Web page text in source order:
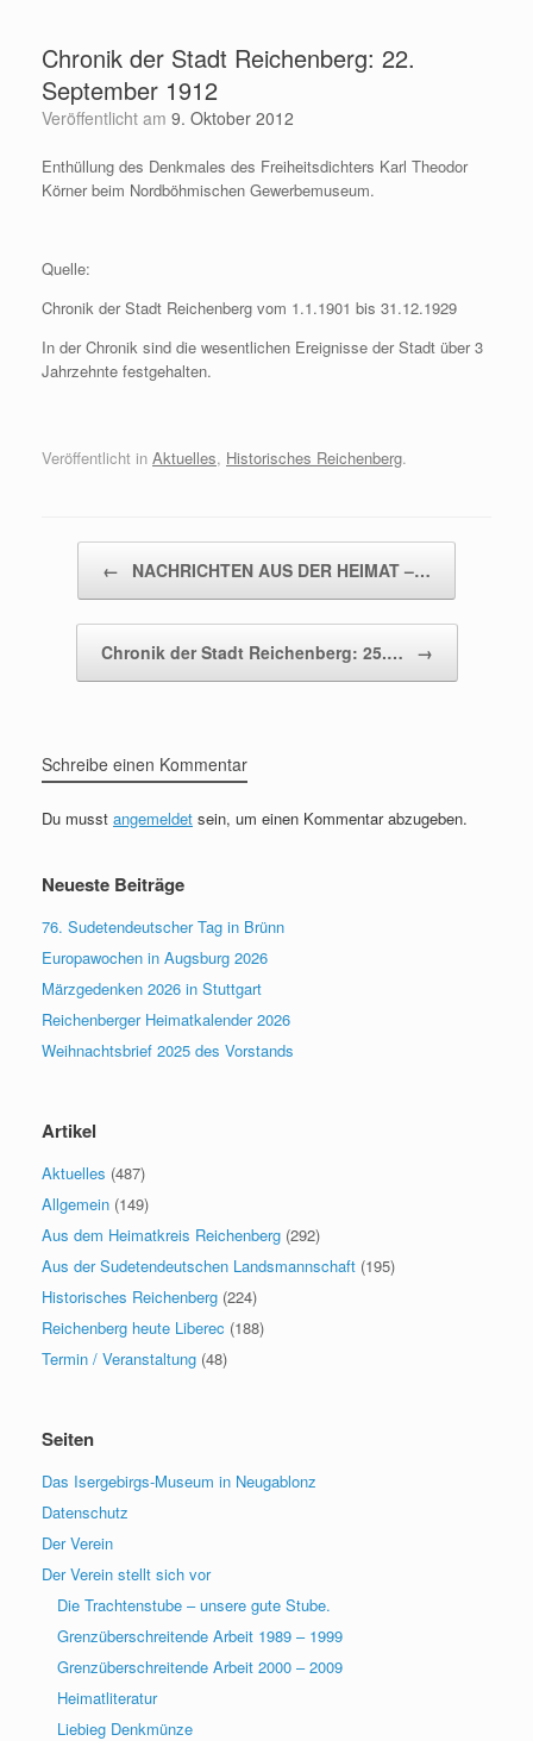
springenChronik der Stadt Reichenberg: 22.
September 1912
Veröffentlicht am 9. Oktober 2012
Enthüllung des Denkmales des Freiheitsdichters Karl Theodor
Körner beim Nordböhmischen Gewerbemuseum.
Quelle:
Chronik der Stadt Reichenberg vom 1.1.1901 bis 31.12.1929
In der Chronik sind die wesentlichen Ereignisse der Stadt über 3
Jahrzehnte festgehalten.
Veröffentlicht in Aktuelles, Historisches Reichenberg.
← NACHRICHTEN AUS DER HEIMAT –…
Chronik der Stadt Reichenberg: 25.… →
Schreibe einen Kommentar
Du musst angemeldet sein, um einen Kommentar abzugeben.
Neueste Beiträge
76. Sudetendeutscher Tag in Brünn
Europawochen in Augsburg 2026
Märzgedenken 2026 in Stuttgart
Reichenberger Heimatkalender 2026
Weihnachtsbrief 2025 des Vorstands
Artikel
Aktuelles (487)
Allgemein (149)
Aus dem Heimatkreis Reichenberg (292)
Aus der Sudetendeutschen Landsmannschaft (195)
Historisches Reichenberg (224)
Reichenberg heute Liberec (188)
Termin / Veranstaltung (48)
Seiten
Das Isergebirgs-Museum in Neugablonz
Datenschutz
Der Verein
Der Verein stellt sich vor
Die Trachtenstube – unsere gute Stube.
Grenzüberschreitende Arbeit 1989 – 1999
Grenzüberschreitende Arbeit 2000 – 2009
Heimatliteratur
Liebieg Denkmünze